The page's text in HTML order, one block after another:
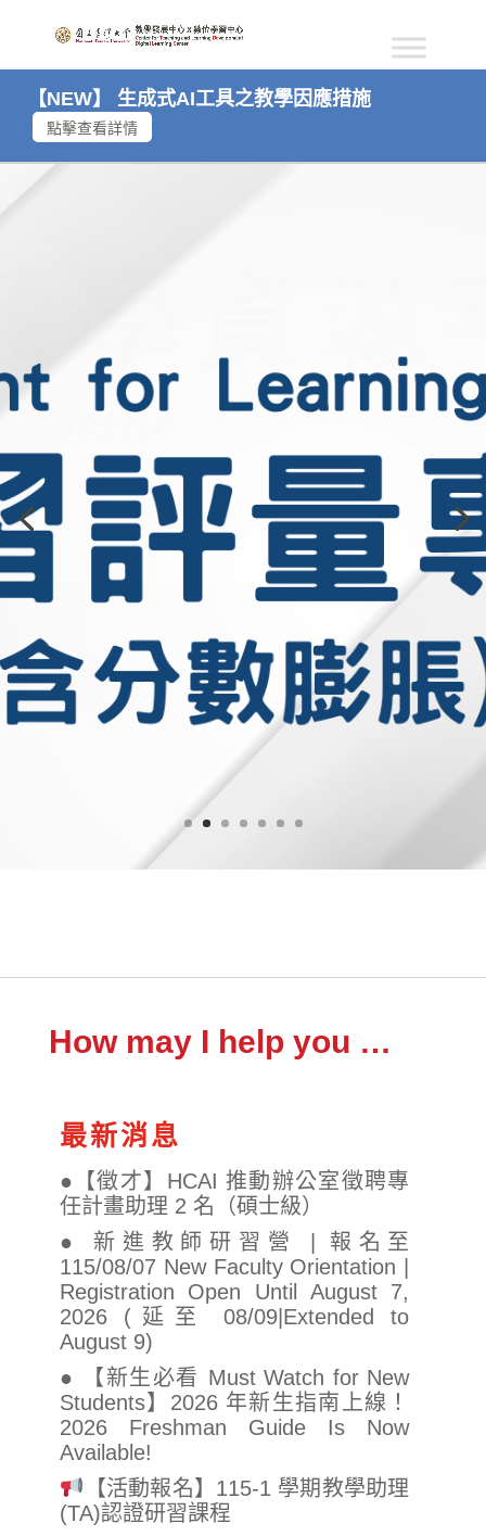
【NEW】 生成式AI工具之教學因應措施
點擊查看詳情
How may I help you …
最新消息
●【徵才】HCAI 推動辦公室徵聘專
任計畫助理 2 名（碩士級）
● 新進教師研習營 | 報名至
115/08/07 New Faculty Orientation |
Registration Open Until August 7,
2026 (延至 08/09|Extended to
August 9)
● 【新生必看 Must Watch for New
Students】2026 年新生指南上線！
2026 Freshman Guide Is Now
Available!
【活動報名】115-1 學期教學助理
(TA)認證研習課程